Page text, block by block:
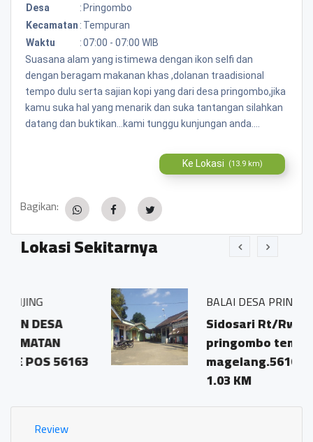
Desa
: Pringombo
Kecamatan : Tempuran
Waktu
:07:00 - 07:00 WIB
Suasana alam yang istimewa dengan ikon selfi dan
dengan beragam makanan khas ,dolanan traadisional
tempo dulu serta sajian kopi yang dari desa pringombo,jika
kamu suka hal yang menarik dan suka tantangan silahkan
datang dan buktikan...kami tunggu kunjungan anda....
Ke Lokasi (13.9 km)
Bagikan:
Lokasi Sekitarnya
BALAI DESA PRINGOMBO
Sidosari Rt/Rw 01/01
pringombo tempuran
magelang.56161
Review